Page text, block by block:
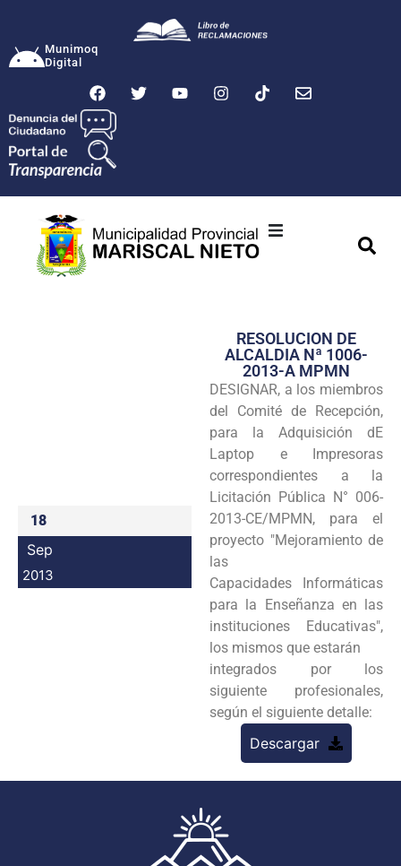
Munimoq
Digital
Transparencia
Seguridad
Programas
Intranet
18
Sep
2013
RESOLUCION DE
ALCALDIA Nª 1006-
2013-A MPMN
DESIGNAR, a los miembros
del Comité de Recepción,
para la Adquisición dE
Laptop e Impresoras
correspondientes a la
Licitación Pública N° 006-
2013-CE/MPMN, para el
proyecto "Mejoramiento de
las
Capacidades Informáticas
para la Enseñanza en las
instituciones Educativas",
los mismos que estarán
integrados por los
siguiente profesionales,
según el siguiente detalle:
Descargar